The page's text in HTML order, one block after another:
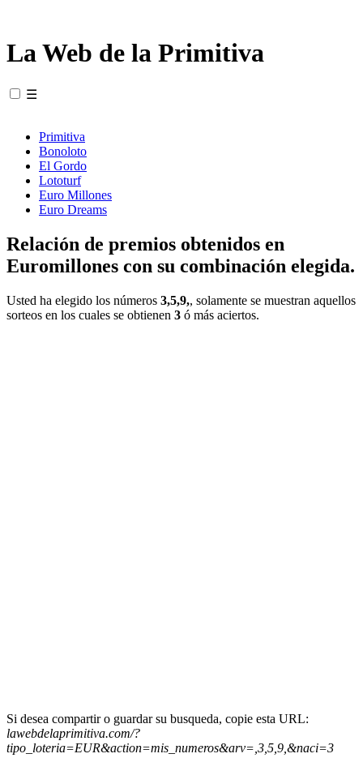
La Web de la Primitiva
☰
Primitiva
Bonoloto
El Gordo
Lototurf
Euro Millones
Euro Dreams
Relación de premios obtenidos en
Euromillones con su combinación elegida.
Usted ha elegido los números 3,5,9,, solamente se muestran aquellos
sorteos en los cuales se obtienen 3 ó más aciertos.
Si desea compartir o guardar su busqueda, copie esta URL:
lawebdelaprimitiva.com/?
tipo_loteria=EUR&action=mis_numeros&arv=,3,5,9,&naci=3